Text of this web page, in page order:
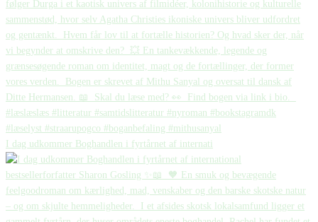
I dag udkommer Boghandlen i fyrtårnet af internati